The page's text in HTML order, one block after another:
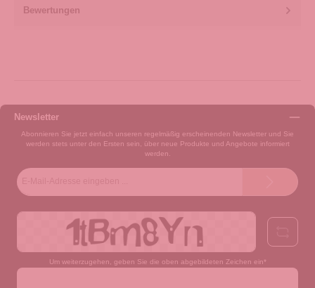
Bewertungen
Newsletter
Abonnieren Sie jetzt einfach unseren regelmäßig erscheinenden Newsletter und Sie
werden stets unter den Ersten sein, über neue Produkte und Angebote informiert
werden.
Um weiterzugehen, geben Sie die oben abgebildeten Zeichen ein*